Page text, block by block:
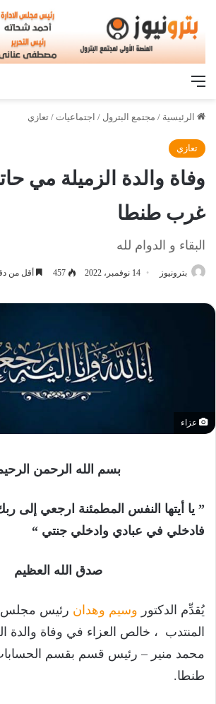
القائمة
الرئيسية / مجتمع البترول / اجتماعيات / تعازي
تعازي
وفاة والدة الزميلة مي
غرب طنطا
البقاء و الدوام لله
بترونيوز 14 نوفمبر، 2022 457 أقل من
عزاء
بسم الله الرحمن
” يا أيتها النفس المطمئنة ارجعي إلى
فادخلي في عبادي وادخلي جنتي “
صدق الله العظيم
يُقدِّم الدكتور وسيم وهدان رئيس مجلس
المنتدب ، خالص العزاء في وفاة والدة
محمد منير – رئيس قسم بقسم
طنطا.